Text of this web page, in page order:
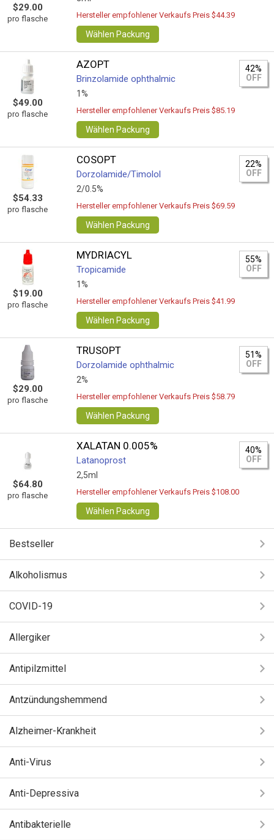
$29.00
pro flasche Hersteller empfohlener Verkaufs Preis $44.39
Wählen Packung
$49.00
pro flasche
AZOPT
Brinzolamide ophthalmic
1%
42%
OFF
Hersteller empfohlener Verkaufs Preis $85.19
Wählen Packung
$54.33
pro flasche
COSOPT
Dorzolamide/Timolol
2/0.5%
22%
OFF
Hersteller empfohlener Verkaufs Preis $69.59
Wählen Packung
$19.00
pro flasche
MYDRIACYL
Tropicamide
1%
55%
OFF
Hersteller empfohlener Verkaufs Preis $41.99
Wählen Packung
$29.00
pro flasche
TRUSOPT
Dorzolamide ophthalmic
2%
51%
OFF
Hersteller empfohlener Verkaufs Preis $58.79
Wählen Packung
$64.80
pro flasche
XALATAN 0.005%
Latanoprost
2,5ml
40%
OFF
Hersteller empfohlener Verkaufs Preis $108.00
Wählen Packung
Bestseller
Alkoholismus
COVID-19
Allergiker
Antipilzmittel
Antzündungshemmend
Alzheimer-Krankheit
Anti-Virus
Anti-Depressiva
Antibakterielle